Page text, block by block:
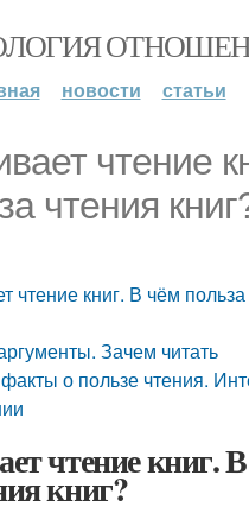
новости статьи
чтение
чтения
чтение книг. В чём
Зачем читать
о пользе чтения.
чтение книг.
книг?